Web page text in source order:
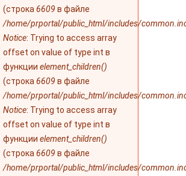
(строка 6609 в файле
/home/prportal/public_html/includes/
Notice: Trying to access array
offset on value of type int в
функции element_children()
(строка 6609 в файле
/home/prportal/public_html/includes/
Notice: Trying to access array
offset on value of type int в
функции element_children()
(строка 6609 в файле
/home/prportal/public_html/includes/